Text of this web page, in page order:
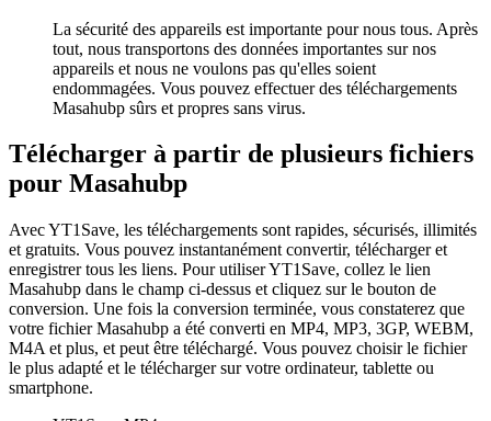
La sécurité des appareils est importante pour nous tous. Après
tout, nous transportons des données importantes sur nos
appareils et nous ne voulons pas qu'elles soient
endommagées. Vous pouvez effectuer des téléchargements
Masahubp sûrs et propres sans virus.
Télécharger à partir de plusieurs fichiers
pour Masahubp
Avec YT1Save, les téléchargements sont rapides, sécurisés, illimités
et gratuits. Vous pouvez instantanément convertir, télécharger et
enregistrer tous les liens. Pour utiliser YT1Save, collez le lien
Masahubp dans le champ ci-dessus et cliquez sur le bouton de
conversion. Une fois la conversion terminée, vous constaterez que
votre fichier Masahubp a été converti en MP4, MP3, 3GP, WEBM,
M4A et plus, et peut être téléchargé. Vous pouvez choisir le fichier
le plus adapté et le télécharger sur votre ordinateur, tablette ou
smartphone.